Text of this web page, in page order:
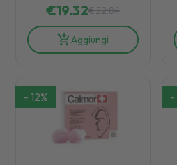
100 Ml
€19.32€22.84
Aggiungi
-12% -